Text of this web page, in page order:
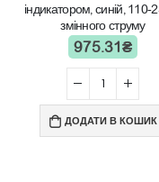
індикатором, синій, 110-
змінного струму
975.31₴
ДОДАТИ В КОШИК